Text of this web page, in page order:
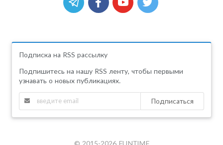
Подписка на RSS рассылку
Подпишитесь на нашу RSS ленту, чтобы первыми
узнавать о новых публикациях.
Подписаться
© 2015-2026 FUNTIME